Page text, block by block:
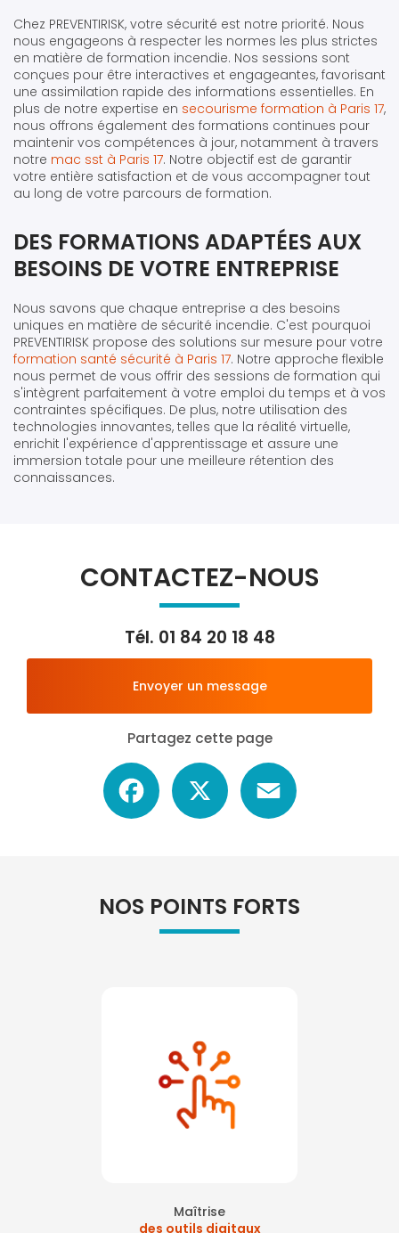
Chez PREVENTIRISK, votre sécurité est notre priorité. Nous
nous engageons à respecter les normes les plus strictes
en matière de formation incendie. Nos sessions sont
conçues pour être interactives et engageantes, favorisant
une assimilation rapide des informations essentielles. En
plus de notre expertise en secourisme formation à Paris 17,
nous offrons également des formations continues pour
maintenir vos compétences à jour, notamment à travers
notre mac sst à Paris 17. Notre objectif est de garantir
votre entière satisfaction et de vous accompagner tout
au long de votre parcours de formation.
DES FORMATIONS ADAPTÉES AUX
BESOINS DE VOTRE ENTREPRISE
Nous savons que chaque entreprise a des besoins
uniques en matière de sécurité incendie. C'est pourquoi
PREVENTIRISK propose des solutions sur mesure pour votre
formation santé sécurité à Paris 17. Notre approche flexible
nous permet de vous offrir des sessions de formation qui
s'intègrent parfaitement à votre emploi du temps et à vos
contraintes spécifiques. De plus, notre utilisation des
technologies innovantes, telles que la réalité virtuelle,
enrichit l'expérience d'apprentissage et assure une
immersion totale pour une meilleure rétention des
connaissances.
CONTACTEZ-NOUS
Tél. 01 84 20 18 48
Envoyer un message
Partagez cette page
Facebook
NOS POINTS FORTS
Maîtrise
des outils digitaux